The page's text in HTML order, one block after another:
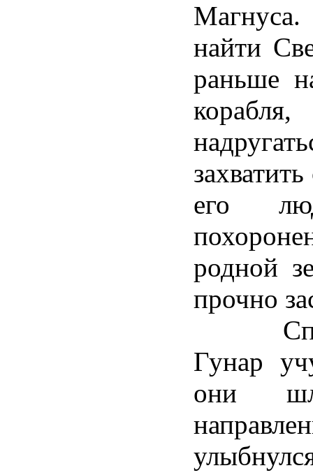
найти
раньше
его
родной
прочно
Гунар
они